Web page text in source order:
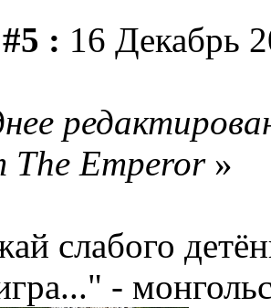
: 16 Декабрь
The Emperor»
слабого
-